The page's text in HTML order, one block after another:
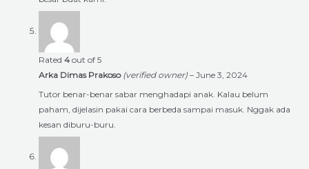
Rated 4 out of 5
Arka Dimas Prakoso (verified owner) – June 3, 2024
Tutor benar-benar sabar menghadapi anak. Kalau belum
paham, dijelasin pakai cara berbeda sampai masuk. Nggak ada
kesan diburu-buru.